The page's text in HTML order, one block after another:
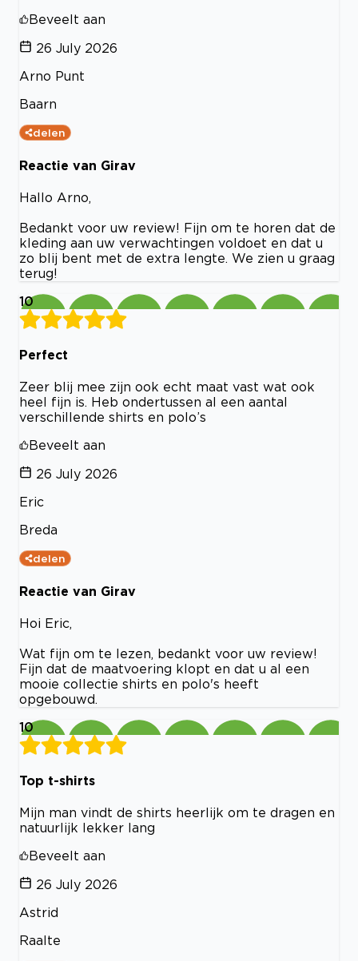
Beveelt aan
26 July 2026
Arno Punt
Baarn
delen
Reactie van Girav
Hallo Arno,
Bedankt voor uw review! Fijn om te horen dat de
kleding aan uw verwachtingen voldoet en dat u
zo blij bent met de extra lengte. We zien u graag
terug!
10
Perfect
Zeer blij mee zijn ook echt maat vast wat ook
heel fijn is. Heb ondertussen al een aantal
verschillende shirts en polo’s
Beveelt aan
26 July 2026
Eric
Breda
delen
Reactie van Girav
Hoi Eric,
Wat fijn om te lezen, bedankt voor uw review!
Fijn dat de maatvoering klopt en dat u al een
mooie collectie shirts en polo's heeft
opgebouwd.
10
Top t-shirts
Mijn man vindt de shirts heerlijk om te dragen en
natuurlijk lekker lang
Beveelt aan
26 July 2026
Astrid
Raalte